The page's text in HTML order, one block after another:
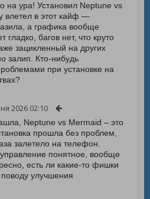
на ура! Установил Neptune vs
влетел в этот кайф —
а графика вообще
гладко, багов нет, что круто
зацикленный на других
залип. Кто-нибудь
при установке на
2026 02:10
Neptune vs Mermaid – это
прошла без проблем,
залетело на телефон.
понятное, вообще
есть ли какие-то фишки
улучшения